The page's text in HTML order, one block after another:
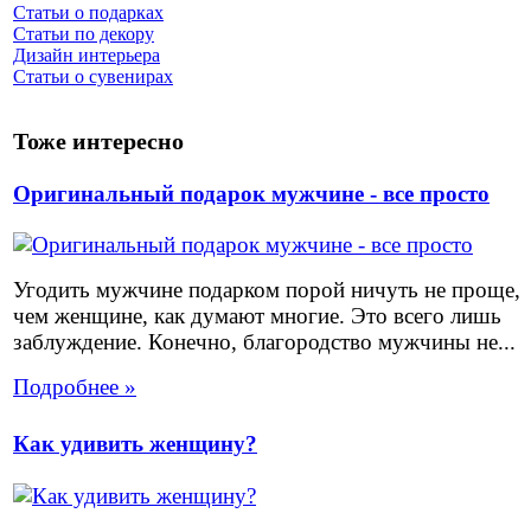
Статьи о подарках
Статьи по декору
Дизайн интерьера
Статьи о сувенирах
Тоже интересно
Оригинальный подарок мужчине - все просто
Угодить мужчине подарком порой ничуть не проще,
чем женщине, как думают многие. Это всего лишь
заблуждение. Конечно, благородство мужчины не...
Подробнее »
Как удивить женщину?